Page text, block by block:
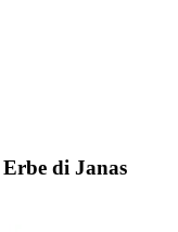
di Janas